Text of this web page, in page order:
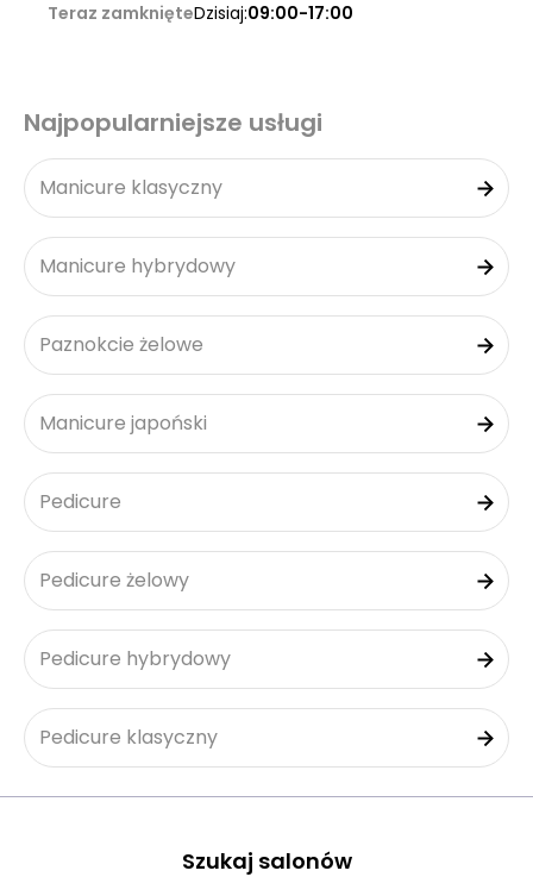
Teraz zamknięteDzisiaj:09:00-17:00
Najpopularniejsze usługi
Manicure klasyczny
Manicure hybrydowy
Paznokcie żelowe
Manicure japoński
Pedicure
Pedicure żelowy
Pedicure hybrydowy
Pedicure klasyczny
Szukaj salonów